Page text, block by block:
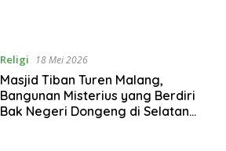
Religi 18 Mei 2026
Masjid Tiban Turen Malang,
Bangunan Misterius yang Berdiri
Bak Negeri Dongeng di Selatan